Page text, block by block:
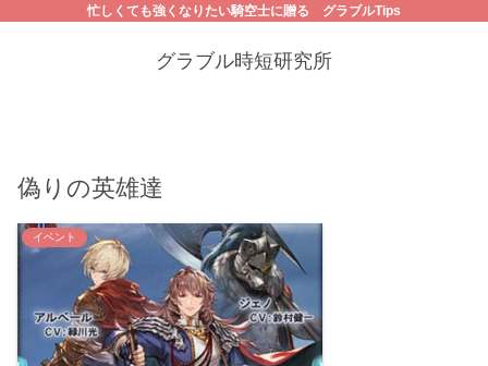
忙しくても強くなりたい騎空士に贈る グラブルTips
グラブル時短研究所
偽りの英雄達
イベント